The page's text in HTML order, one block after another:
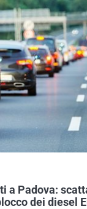
a Padova:
dei diesel